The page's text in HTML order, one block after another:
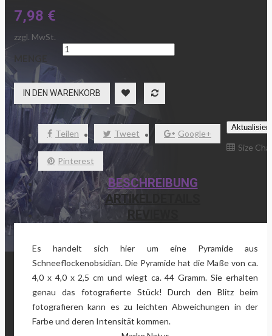
7,98 €
zzgl. MwSt.
MENGE
IN DEN WARENKORB
Teilen Tweet Google+
Pinterest
Size
BESCHREIBUNG
ARTIKELDETAILS
REVIEWS
Es handelt sich hier um eine Pyramide aus
Schneeflockenobsidian. Die Pyramide hat die Maße von ca.
4,0 x 4,0 x 2,5 cm und wiegt ca. 44 Gramm. Sie erhalten
genau das fotografierte Stück! Durch den Blitz beim
fotografieren kann es zu leichten Abweichungen in der
Farbe und deren Intensität kommen.